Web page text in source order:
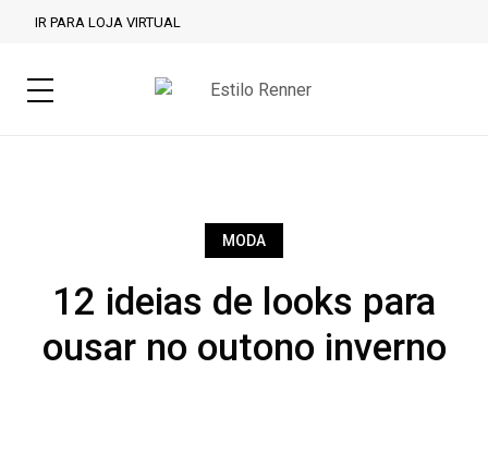
IR PARA LOJA VIRTUAL
MODA
12 ideias de looks para
ousar no outono inverno